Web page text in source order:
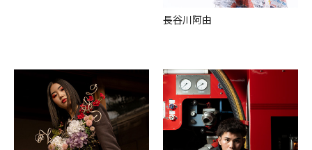
⻑⾕川阿由